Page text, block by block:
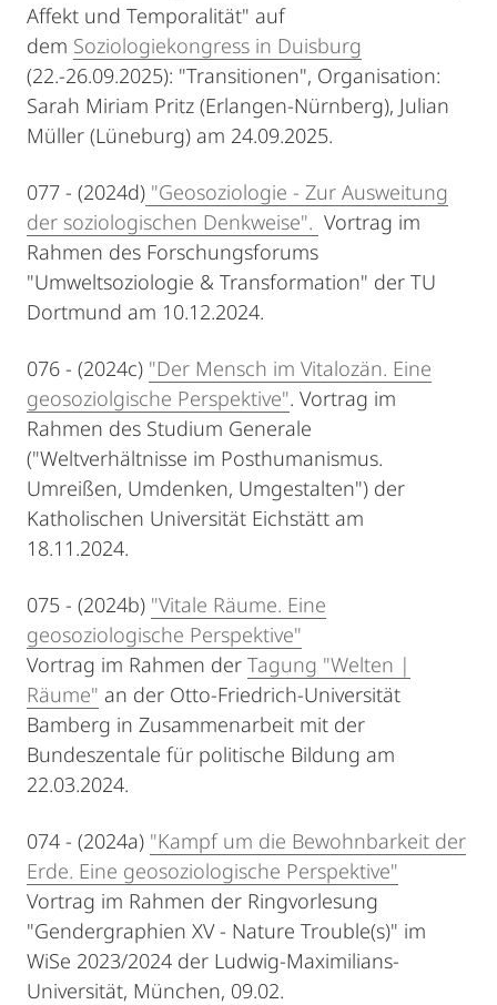
Affekt und Temporalität" auf
dem Soziologiekongress in Duisburg
(22.-26.09.2025): "Transitionen", Organisation:
Sarah Miriam Pritz (Erlangen-Nürnberg), Julian
Müller (Lüneburg) am 24.09.2025.
077 - (2024d) "Geosoziologie - Zur Ausweitung
der soziologischen Denkweise". Vortrag im
Rahmen des Forschungsforums
"Umweltsoziologie & Transformation" der TU
Dortmund am 10.12.2024.
076 - (2024c) "Der Mensch im Vitalozän. Eine
geosoziolgische Perspektive". Vortrag im
Rahmen des Studium Generale
("Weltverhältnisse im Posthumanismus.
Umreißen, Umdenken, Umgestalten") der
Katholischen Universität Eichstätt am
18.11.2024.
075 - (2024b) "Vitale Räume. Eine
geosoziologische Perspektive"
Vortrag im Rahmen der Tagung "Welten |
Räume" an der Otto-Friedrich-Universität
Bamberg in Zusammenarbeit mit der
Bundeszentale für politische Bildung am
22.03.2024.
074 - (2024a) "Kampf um die Bewohnbarkeit der
Erde. Eine geosoziologische Perspektive"
Vortrag im Rahmen der Ringvorlesung
"Gendergraphien XV - Nature Trouble(s)" im
WiSe 2023/2024 der Ludwig-Maximilians-
Universität, München, 09.02.